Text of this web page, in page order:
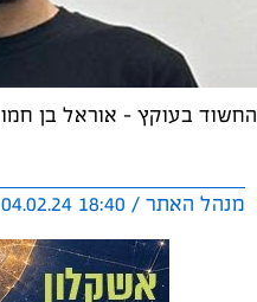
החשוד בעוקץ - אוראל בן חמו
מנהל האתר / 18:40 04.02.24